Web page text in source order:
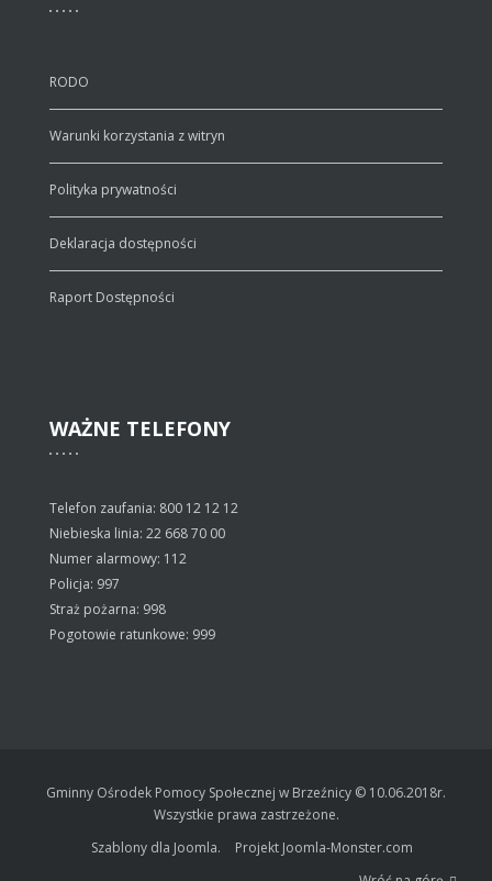
RODO
Warunki korzystania z witryn
Polityka prywatności
Deklaracja dostępności
Raport Dostępności
WAŻNE TELEFONY
Telefon zaufania: 800 12 12 12
Niebieska linia: 22 668 70 00
Numer alarmowy: 112
Policja: 997
Straż pożarna: 998
Pogotowie ratunkowe: 999
Gminny Ośrodek Pomocy Społecznej w Brzeźnicy © 10.06.2018r.
Wszystkie prawa zastrzeżone.
Szablony dla Joomla.
Projekt Joomla-Monster.com